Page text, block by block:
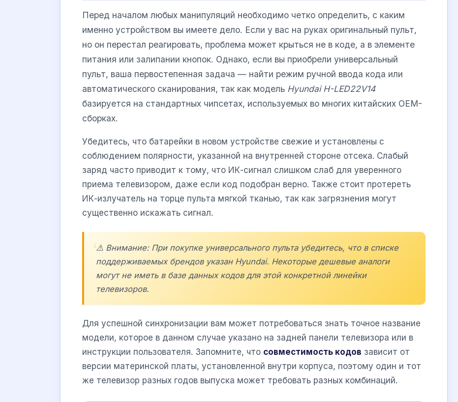
Перед началом любых манипуляций необходимо четко определить, с каким
именно устройством вы имеете дело. Если у вас на руках оригинальный пульт,
но он перестал реагировать, проблема может крыться не в коде, а в элементе
питания или залипании кнопок. Однако, если вы приобрели универсальный
пульт, ваша первостепенная задача — найти режим ручной ввода кода или
автоматического сканирования, так как модель Hyundai H-LED22V14
базируется на стандартных чипсетах, используемых во многих китайских OEM-
сборках.
Убедитесь, что батарейки в новом устройстве свежие и установлены с
соблюдением полярности, указанной на внутренней стороне отсека. Слабый
заряд часто приводит к тому, что ИК-сигнал слишком слаб для уверенного
приема телевизором, даже если код подобран верно. Также стоит протереть
ИК-излучатель на торце пульта мягкой тканью, так как загрязнения могут
существенно искажать сигнал.
⚠️ Внимание: При покупке универсального пульта убедитесь, что в списке
поддерживаемых брендов указан Hyundai. Некоторые дешевые аналоги
могут не иметь в базе данных кодов для этой конкретной линейки
телевизоров.
Для успешной синхронизации вам может потребоваться знать точное название
модели, которое в данном случае указано на задней панели телевизора или в
инструкции пользователя. Запомните, что совместимость кодов зависит от
версии материнской платы, установленной внутри корпуса, поэтому один и тот
же телевизор разных годов выпуска может требовать разных комбинаций.